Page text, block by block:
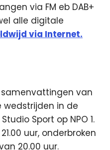
via FM eb DAB+
alle digitale
via Internet.
samenvattingen van
in de
Sport op NPO 1.
uur, onderbroken
20.00 uur.